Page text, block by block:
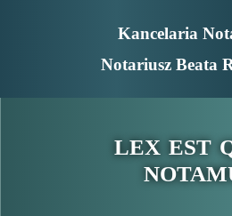
Kancelaria
Notariusz Beata
LEX EST